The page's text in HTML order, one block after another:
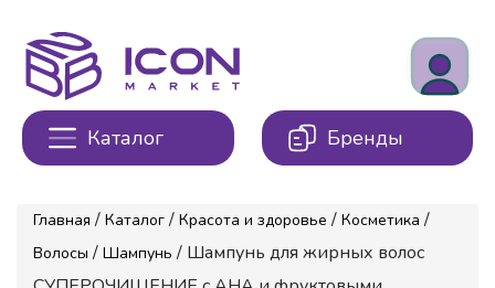
Каталог Бренды
Главная / Каталог / Красота и здоровье / Косметика /
Волосы / Шампунь / Шампунь для жирных волос